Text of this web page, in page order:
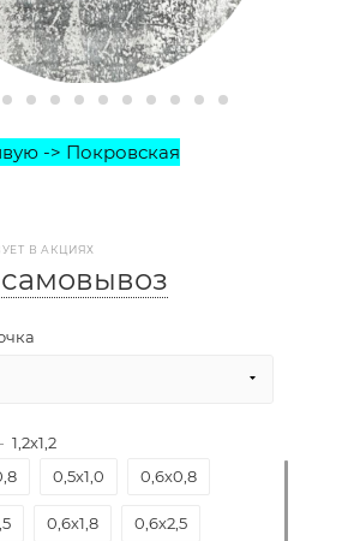
В АКЦИЯХ
самовывоз
1,2х1,2
0,5х1,0 0,6х0,8
0,6х1,8 0,6х2,5